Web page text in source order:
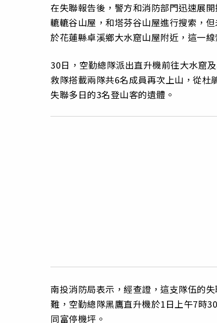
在失聯報告後，警方和消防部門迅速展
轆轆谷山屋，和塔芬谷山屋進行搜索，
於花蓮縣卓溪鄉大水窟山屋附近，這一
30日，空勤總隊派出直升機前往大水窟
救隊搭載兩隊共6名成員再次上山，從
失聯多日的3名登山客的遺體。
南投消防局表示，經查證，這支隊伍的
難，空勤總隊黑鷹直升機於1日上午7時
同富停機坪。